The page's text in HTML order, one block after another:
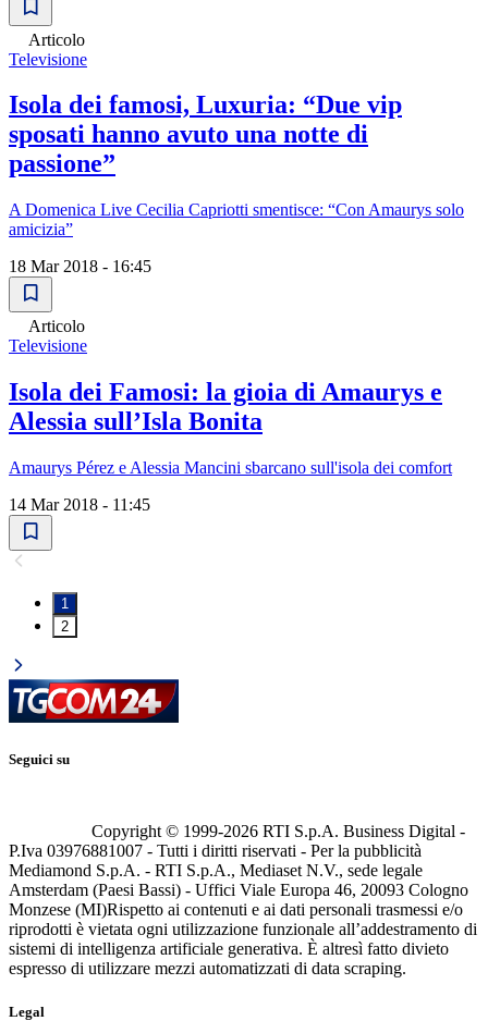
Articolo
Televisione
Isola dei famosi, Luxuria: “Due vip
sposati hanno avuto una notte di
passione”
A Domenica Live Cecilia Capriotti smentisce: “Con Amaurys solo
amicizia”
18 Mar 2018 - 16:45
Articolo
Televisione
Isola dei Famosi: la gioia di Amaurys e
Alessia sull’Isla Bonita
Amaurys Pérez e Alessia Mancini sbarcano sull'isola dei comfort
14 Mar 2018 - 11:45
1
2
Seguici su
Copyright © 1999-2026 RTI S.p.A. Business Digital -
P.Iva 03976881007 - Tutti i diritti riservati - Per la pubblicità
Mediamond S.p.A. - RTI S.p.A., Mediaset N.V., sede legale
Amsterdam (Paesi Bassi) - Uffici Viale Europa 46, 20093 Cologno
Monzese (MI)Rispetto ai contenuti e ai dati personali trasmessi e/o
riprodotti è vietata ogni utilizzazione funzionale all’addestramento di
sistemi di intelligenza artificiale generativa. È altresì fatto divieto
espresso di utilizzare mezzi automatizzati di data scraping.
Legal